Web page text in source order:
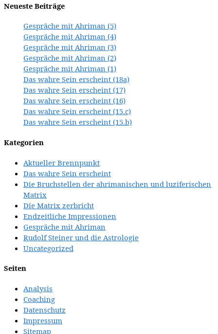
Neueste Beiträge
Gespräche mit Ahriman (5)
Gespräche mit Ahriman (4)
Gespräche mit Ahriman (3)
Gespräche mit Ahriman (2)
Gespräche mit Ahriman (1)
Das wahre Sein erscheint (18a)
Das wahre Sein erscheint (17)
Das wahre Sein erscheint (16)
Das wahre Sein erscheint (15.c)
Das wahre Sein erscheint (15.b)
Kategorien
Aktueller Brennpunkt
Das wahre Sein erscheint
Die Bruchstellen der ahrimanischen und luziferischen
Matrix
Die Matrix zerbricht
Endzeitliche Impressionen
Gespräche mit Ahriman
Rudolf Steiner und die Astrologie
Uncategorized
Seiten
Analysis
Coaching
Datenschutz
Impressum
Sitemap